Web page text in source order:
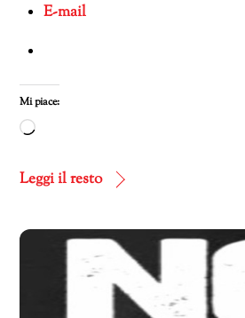
E-mail
Mi piace:
Caricamento
corso…
Leggi il resto